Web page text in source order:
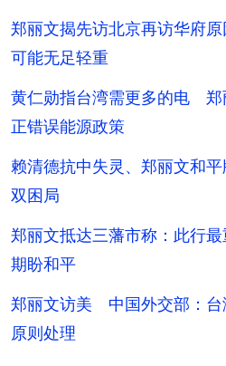
郑丽文揭先访北京再访华府
可能无足轻重
黄仁勋指台湾需更多的电 郑
正错误能源政策
赖清德抗中失灵、郑丽文和
双困局
郑丽文抵达三藩市称：此行
期盼和平
郑丽文访美 中国外交部：台
原则处理